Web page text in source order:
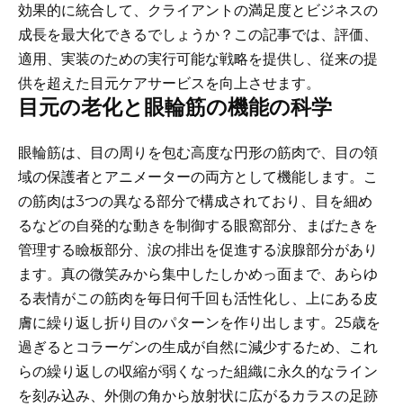
効果的に統合して、クライアントの満足度とビジネスの
成長を最大化できるでしょうか？この記事では、評価、
適用、実装のための実行可能な戦略を提供し、従来の提
供を超えた目元ケアサービスを向上させます。
目元の老化と眼輪筋の機能の科学
眼輪筋は、目の周りを包む高度な円形の筋肉で、目の領
域の保護者とアニメーターの両方として機能します。こ
の筋肉は3つの異なる部分で構成されており、目を細め
るなどの自発的な動きを制御する眼窩部分、まばたきを
管理する瞼板部分、涙の排出を促進する涙腺部分があり
ます。真の微笑みから集中したしかめっ面まで、あらゆ
る表情がこの筋肉を毎日何千回も活性化し、上にある皮
膚に繰り返し折り目のパターンを作り出します。25歳を
過ぎるとコラーゲンの生成が自然に減少するため、これ
らの繰り返しの収縮が弱くなった組織に永久的なライン
を刻み込み、外側の角から放射状に広がるカラスの足跡